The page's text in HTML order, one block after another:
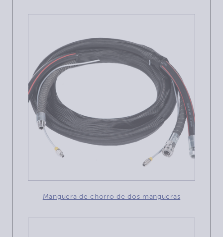
Manguera de chorro de dos mangueras